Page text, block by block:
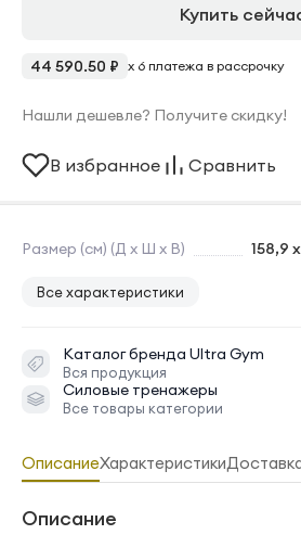
Размер (см) (Д х Ш х В) 158,9
Все характеристики
Каталог бренда Ultra Gym
Вся продукция
Силовые тренажеры
Все товары категории
Купить
44 590.50 ₽ x 6 платежа в рассрочку
Нашли дешевле? Получите скидку!
В избранное Сравнить
ОписаниеХарактеристики
Описание